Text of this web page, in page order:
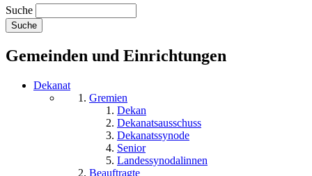
Suche
Gemeinden und Einrichtungen
Dekanat
Gremien
Dekan
Dekanatsausschuss
Dekanatssynode
Senior
Landessynodalinnen
Beauftragte